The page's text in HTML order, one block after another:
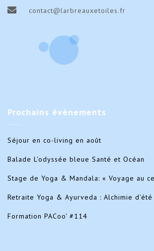
contact@larbreauxetoiles.fr
Prochains évènements
Séjour en co-living en août
Balade L'odyssée bleue Santé et Océan
Stage de Yoga & Mandala: « Voyage au
Retraite Yoga & Ayurveda : Alchimie d’été
Formation PACoo' #114